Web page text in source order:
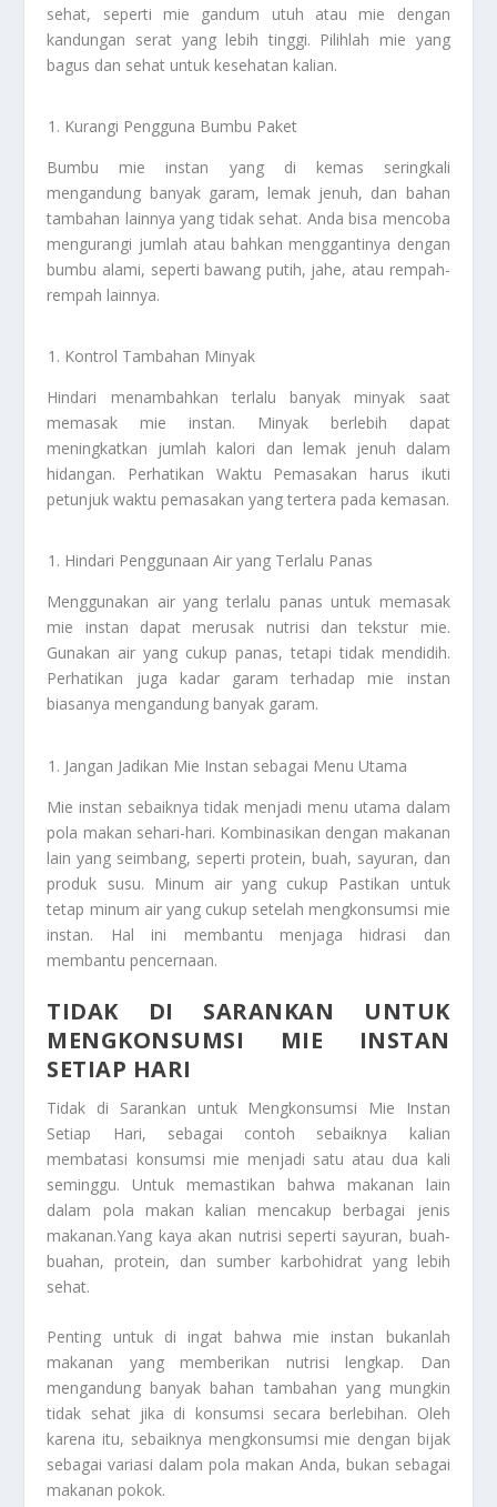
sehat, seperti mie gandum utuh atau mie dengan
kandungan serat yang lebih tinggi. Pilihlah mie yang
bagus dan sehat untuk kesehatan kalian.
Kurangi Pengguna Bumbu Paket
Bumbu mie instan yang di kemas seringkali
mengandung banyak garam, lemak jenuh, dan bahan
tambahan lainnya yang tidak sehat. Anda bisa mencoba
mengurangi jumlah atau bahkan menggantinya dengan
bumbu alami, seperti bawang putih, jahe, atau rempah-
rempah lainnya.
Kontrol Tambahan Minyak
Hindari menambahkan terlalu banyak minyak saat
memasak mie instan. Minyak berlebih dapat
meningkatkan jumlah kalori dan lemak jenuh dalam
hidangan. Perhatikan Waktu Pemasakan harus ikuti
petunjuk waktu pemasakan yang tertera pada kemasan.
Hindari Penggunaan Air yang Terlalu Panas
Menggunakan air yang terlalu panas untuk memasak
mie instan dapat merusak nutrisi dan tekstur mie.
Gunakan air yang cukup panas, tetapi tidak mendidih.
Perhatikan juga kadar garam terhadap mie instan
biasanya mengandung banyak garam.
Jangan Jadikan Mie Instan sebagai Menu Utama
Mie instan sebaiknya tidak menjadi menu utama dalam
pola makan sehari-hari. Kombinasikan dengan makanan
lain yang seimbang, seperti protein, buah, sayuran, dan
produk susu. Minum air yang cukup Pastikan untuk
tetap minum air yang cukup setelah mengkonsumsi mie
instan. Hal ini membantu menjaga hidrasi dan
membantu pencernaan.
TIDAK DI SARANKAN UNTUK
MENGKONSUMSI MIE INSTAN
SETIAP HARI
Tidak di Sarankan untuk Mengkonsumsi Mie Instan
Setiap Hari, sebagai contoh sebaiknya kalian
membatasi konsumsi mie menjadi satu atau dua kali
seminggu. Untuk memastikan bahwa makanan lain
dalam pola makan kalian mencakup berbagai jenis
makanan.Yang kaya akan nutrisi seperti sayuran, buah-
buahan, protein, dan sumber karbohidrat yang lebih
sehat.
Penting untuk di ingat bahwa mie instan bukanlah
makanan yang memberikan nutrisi lengkap. Dan
mengandung banyak bahan tambahan yang mungkin
tidak sehat jika di konsumsi secara berlebihan. Oleh
karena itu, sebaiknya mengkonsumsi mie dengan bijak
sebagai variasi dalam pola makan Anda, bukan sebagai
makanan pokok.